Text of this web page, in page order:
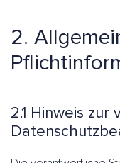
2.
2.1 Hinweis